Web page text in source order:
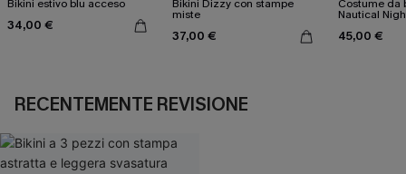
Bikini estivo blu acceso
34,00 €
Bikini Dizzy con stampe
miste
37,00 €
Costume da
Nautical
45,00 €
RECENTEMENTE REVISIONE